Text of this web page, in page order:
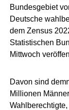
Bundesgebiet
Deutsche
dem Zensus
Statistischen
Mittwoch
Davon sind
Millionen